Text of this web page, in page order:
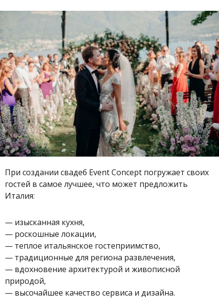
При создании свадеб Event Concept погружает своих
гостей в самое лучшее, что может предложить
Италия:
— изысканная кухня,
— роскошные локации,
— теплое итальянское гостеприимство,
— традиционные для региона развлечения,
— вдохновение архитектурой и живописной
природой,
— высочайшее качество сервиса и дизайна.